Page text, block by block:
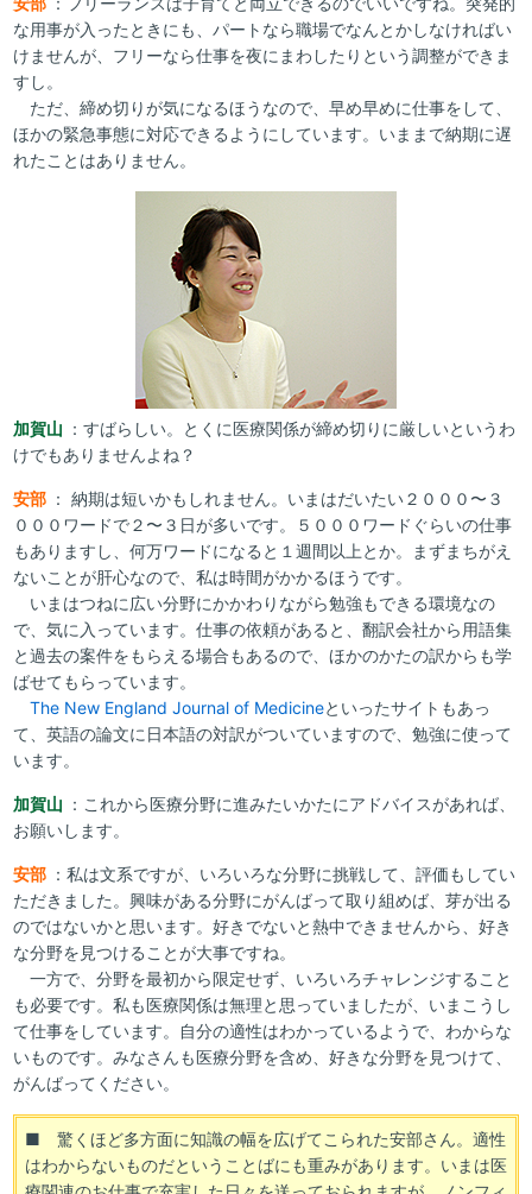
な用事が入ったときにも、パートなら職場でなんとかしなければい
けませんが、フリーなら仕事を夜にまわしたりという調整ができま
すし。
ただ、締め切りが気になるほうなので、早め早めに仕事をして、
ほかの緊急事態に対応できるようにしています。いままで納期に遅
れたことはありません。
加賀山 ：すばらしい。とくに医療関係が締め切りに厳しいというわ
けでもありませんよね？
安部 ： 納期は短いかもしれません。いまはだいたい２０００〜３
０００ワードで２〜３日が多いです。５０００ワードぐらいの仕事
もありますし、何万ワードになると１週間以上とか。まずまちがえ
ないことが肝心なので、私は時間がかかるほうです。
いまはつねに広い分野にかかわりながら勉強もできる環境なの
で、気に入っています。仕事の依頼があると、翻訳会社から用語集
と過去の案件をもらえる場合もあるので、ほかのかたの訳からも学
ばせてもらっています。
The New England Journal of Medicineといったサイトもあっ
て、英語の論文に日本語の対訳がついていますので、勉強に使って
います。
加賀山 ：これから医療分野に進みたいかたにアドバイスがあれば、
お願いします。
安部 ：私は文系ですが、いろいろな分野に挑戦して、評価もしてい
ただきました。興味がある分野にがんばって取り組めば、芽が出る
のではないかと思います。好きでないと熱中できませんから、好き
な分野を見つけることが大事ですね。
一方で、分野を最初から限定せず、いろいろチャレンジすること
も必要です。私も医療関係は無理と思っていましたが、いまこうし
て仕事をしています。自分の適性はわかっているようで、わからな
いものです。みなさんも医療分野を含め、好きな分野を見つけて、
がんばってください。
■ 驚くほど多方面に知識の幅を広げてこられた安部さん。適性
はわからないものだということばにも重みがあります。いまは医